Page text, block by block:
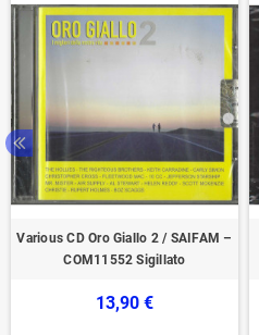
Various CD Oro Giallo 2 / SAIFAM –
COM11552 Sigillato
13,90 €